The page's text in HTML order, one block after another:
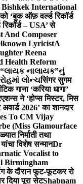
International
‘बुक ऑफ़ वर्ल्ड रिकॉर्ड
– USA’ से
And Composer
LyricistA
Reena
Health Reform
નાલાયક”નું
લોન્ચसिंगर सुगम
गाना ‘करिया धागा’
ने ‘होप्स मिस्टर, मिस
2026’ का शानदार
To CM Vijay
(Miss Glamourface
निर्माती तथा
विशेष सन्मानDr
Vocalist to
Birmingham
के दौरान फूट-फूटकर रो
दिया पूरा सेटShabnam